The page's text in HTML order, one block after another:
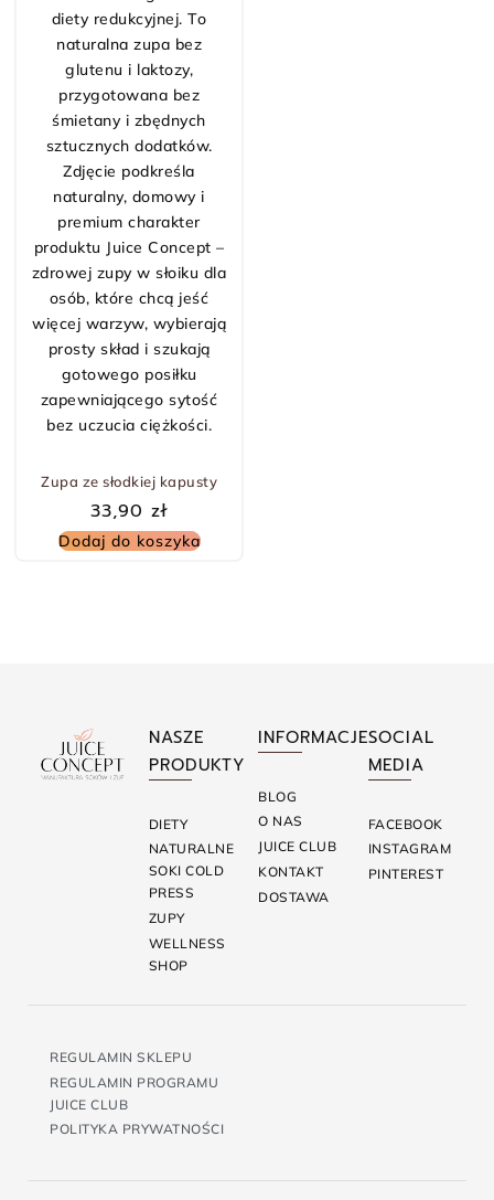
Zupa ze słodkiej kapusty
33,90 zł
Dodaj do koszyka
NASZE
PRODUKTY
DIETY
NATURALNE
SOKI COLD
PRESS
ZUPY
WELLNESS
SHOP
INFORMACJE
BLOG
O NAS
JUICE CLUB
KONTAKT
DOSTAWA
SOCIAL
MEDIA
FACEBOOK
INSTAGRAM
PINTEREST
REGULAMIN SKLEPU
REGULAMIN PROGRAMU
JUICE CLUB
POLITYKA PRYWATNOŚCI